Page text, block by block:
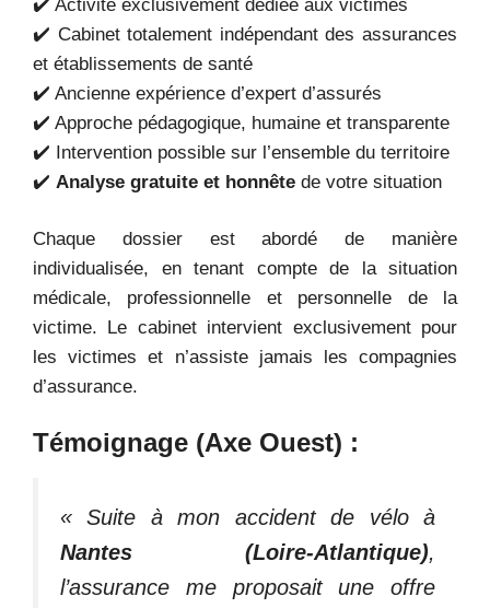
✔️ Activité exclusivement dédiée aux victimes
✔️ Cabinet totalement indépendant des assurances
et établissements de santé
✔️ Ancienne expérience d’expert d’assurés
✔️ Approche pédagogique, humaine et transparente
✔️ Intervention possible sur l’ensemble du territoire
✔️ Analyse gratuite et honnête de votre situation
Chaque dossier est abordé de manière
individualisée, en tenant compte de la situation
médicale, professionnelle et personnelle de la
victime. Le cabinet intervient exclusivement pour
les victimes et n’assiste jamais les compagnies
d’assurance.
Témoignage (Axe Ouest) :
« Suite à mon accident de vélo à
Nantes (Loire-Atlantique),
l’assurance me proposait une offre